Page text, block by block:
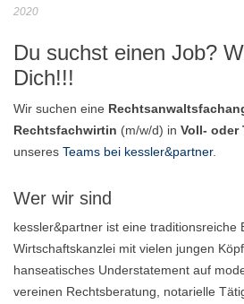
2020
Du suchst einen Job?
Dich!!!
Wir suchen eine
Rechtsfachwirtin (m/w/d) in Voll- oder
unseres Teams bei kessler&partner.
Wer wir sind
kessler&partner ist eine traditionsreiche
Wirtschaftskanzlei mit vielen jungen
hanseatisches Understatement auf
vereinen Rechtsberatung, notarielle